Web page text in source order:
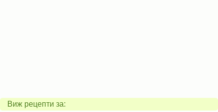
Виж рецепти за: